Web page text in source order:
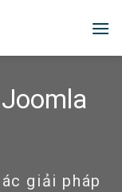
giải pháp